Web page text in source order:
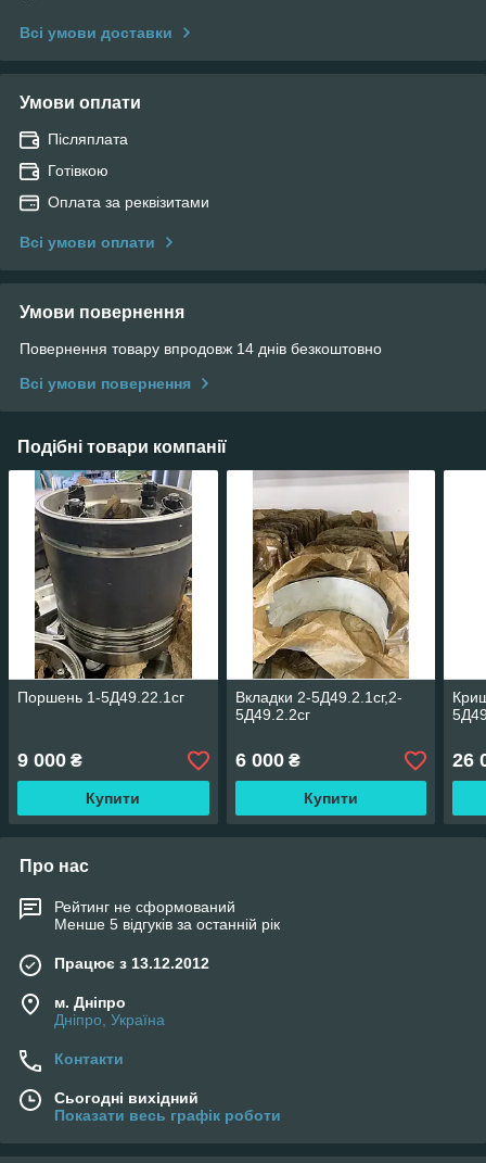
Всі умови доставки
Умови оплати
Післяплата
Готівкою
Оплата за реквізитами
Всі умови оплати
Умови повернення
Повернення товару впродовж 14 днів безкоштовно
Всі умови повернення
Подібні товари компанії
Поршень 1-5Д49.22.1сг
9 000 ₴
Купити
Вкладки 2-5Д49.2.1сг,2-
5Д49.2.2сг
6 000₴
Купити
26
Про нас
Рейтинг не сформований
Менше 5 відгуків за останній рік
Працює з 13.12.2012
м. Дніпро
Дніпро, Україна
Контакти
Сьогодні вихідний
Показати весь графік роботи